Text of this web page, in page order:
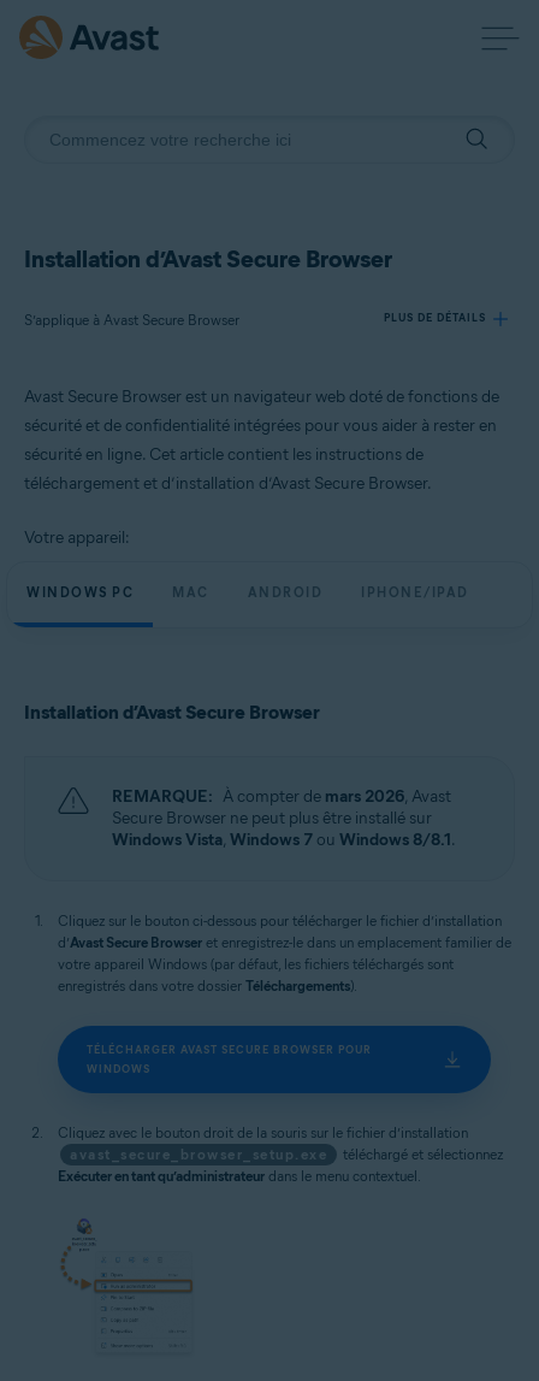
Installation d’Avast Secure Browser
S’applique à Avast Secure Browser PLUS DE DÉTAILS
Systèmes d'exploitation:
Windows, macOS, Android et iOS
Avast Secure Browser est un navigateur web doté de fonctions de
sécurité et de confidentialité intégrées pour vous aider à rester en
sécurité en ligne. Cet article contient les instructions de
téléchargement et d’installation d’Avast Secure Browser.
Votre appareil:
WINDOWS PC MAC ANDROID IPHONE/IPAD
Installation d’Avast Secure Browser
REMARQUE: À compter de mars 2026, Avast
Secure Browser ne peut plus être installé sur
Windows Vista, Windows 7 ou Windows 8/8.1.
Cliquez sur le bouton ci-dessous pour télécharger le fichier d’installation
d’Avast Secure Browser et enregistrez-le dans un emplacement familier de
votre appareil Windows (par défaut, les fichiers téléchargés sont
enregistrés dans votre dossier Téléchargements).
TÉLÉCHARGER AVAST SECURE BROWSER POUR
WINDOWS
Cliquez avec le bouton droit de la souris sur le fichier d’installation
avast_secure_browser_setup.exe
téléchargé et sélectionnez
Exécuter en tant qu’administrateur dans le menu contextuel.